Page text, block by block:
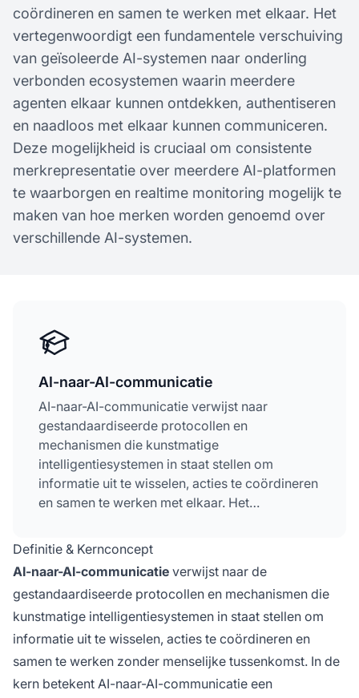
coördineren en samen te werken met elkaar. Het
vertegenwoordigt een fundamentele verschuiving
van geïsoleerde AI-systemen naar onderling
verbonden ecosystemen waarin meerdere
agenten elkaar kunnen ontdekken, authentiseren
en naadloos met elkaar kunnen communiceren.
Deze mogelijkheid is cruciaal om consistente
merkrepresentatie over meerdere AI-platformen
te waarborgen en realtime monitoring mogelijk te
maken van hoe merken worden genoemd over
verschillende AI-systemen.
AI-naar-AI-communicatie
AI-naar-AI-communicatie verwijst naar
gestandaardiseerde protocollen en
mechanismen die kunstmatige
intelligentiesystemen in staat stellen om
informatie uit te wisselen, acties te coördineren
en samen te werken met elkaar. Het
verschuiving van geïsoleerde AI-systemen naar
onderling verbonden ecosystemen waarin
meerdere agenten elkaar kunnen ontdekken,
authentiseren en naadloos met elkaar kunnen
communiceren. Deze mogelijkheid is cruciaal
om consistente merkrepresentatie over
meerdere AI-platformen te waarborgen en
realtime monitoring mogelijk te maken van hoe
Definitie & Kernconcept
AI-naar-AI-communicatie verwijst naar de
gestandaardiseerde protocollen en mechanismen die
kunstmatige intelligentiesystemen in staat stellen om
informatie uit te wisselen, acties te coördineren en
samen te werken zonder menselijke tussenkomst. In de
kern betekent AI-naar-AI-communicatie een